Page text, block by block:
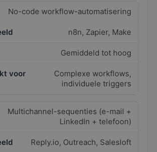
No-code workflow-automatisering
n8n, Zapier, Make
Gemiddeld tot hoog
Complexe workflows,
individuele triggers
Multichannel-sequenties (e-mail +
LinkedIn + telefoon)
Reply.io, Outreach, Salesloft